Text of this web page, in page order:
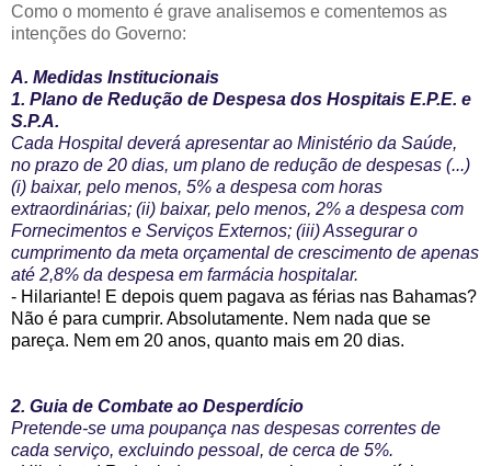
Como o momento é grave analisemos e comentemos as
intenções do Governo:
A. Medidas Institucionais
1. Plano de Redução de Despesa dos Hospitais E.P.E. e
S.P.A.
Cada Hospital deverá apresentar ao Ministério da Saúde,
no prazo de 20 dias, um plano de redução de despesas (...)
(i) baixar, pelo menos, 5% a despesa com horas
extraordinárias; (ii) baixar, pelo menos, 2% a despesa com
Fornecimentos e Serviços Externos; (iii) Assegurar o
cumprimento da meta orçamental de crescimento de apenas
até 2,8% da despesa em farmácia hospitalar.
- Hilariante! E depois quem pagava as férias nas Bahamas?
Não é para cumprir. Absolutamente. Nem nada que se
pareça. Nem em 20 anos, quanto mais em 20 dias.
2. Guia de Combate ao Desperdício
Pretende-se uma poupança nas despesas correntes de
cada serviço, excluindo pessoal, de cerca de 5%.